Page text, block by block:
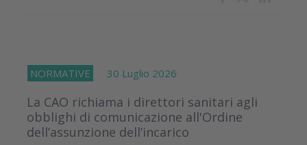
NORMATIVE 30 Luglio 2026
La CAO richiama i direttori sanitari agli
obblighi di comunicazione all'Ordine
dell’assunzione dell’incarico